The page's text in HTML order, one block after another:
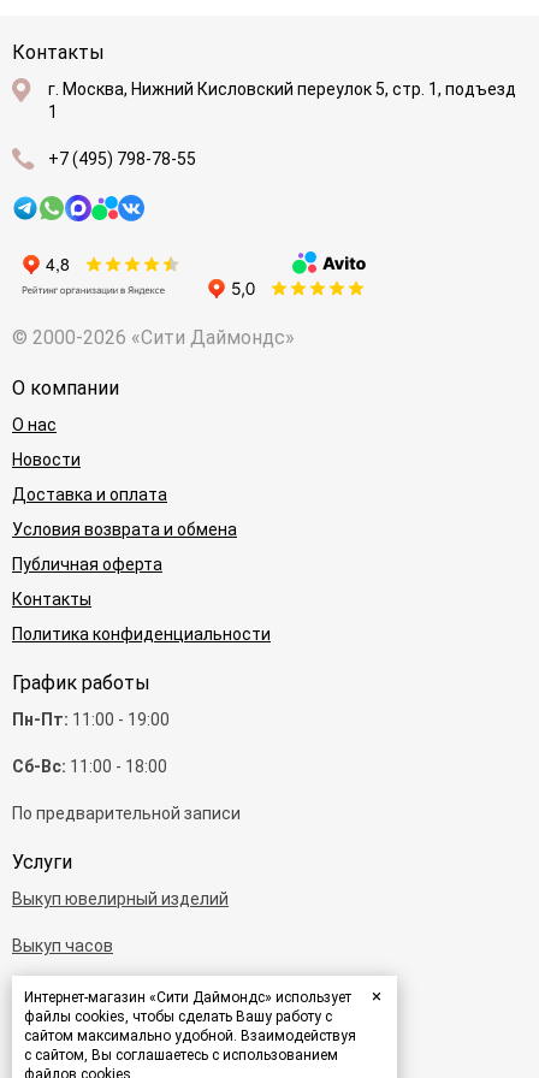
×
Интернет-магазин «Сити Даймондс» использует
файлы cookies, чтобы сделать Вашу работу с
сайтом максимально удобной. Взаимодействуя
с сайтом, Вы соглашаетесь с использованием
файлов cookies.
Контакты
г. Москва, Нижний Кисловский переулок 5, стр. 1, подъезд
1
+7 (495) 798-78-55
© 2000-2026 «Сити Даймондс»
О компании
О нас
Новости
Доставка и оплата
Условия возврата и обмена
Публичная оферта
Контакты
Политика конфиденциальности
График работы
Пн-Пт: 11:00 - 19:00
Сб-Вс: 11:00 - 18:00
По предварительной записи
Услуги
Выкуп ювелирный изделий
Выкуп часов
Выкуп бриллиантов
Выкуп золота